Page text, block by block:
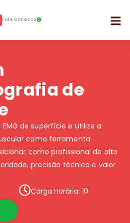
Fale Conosco
de
de superfície e utilize a
como ferramenta
como profissional de alto
precisão técnica e valor
Carga Horária: 10